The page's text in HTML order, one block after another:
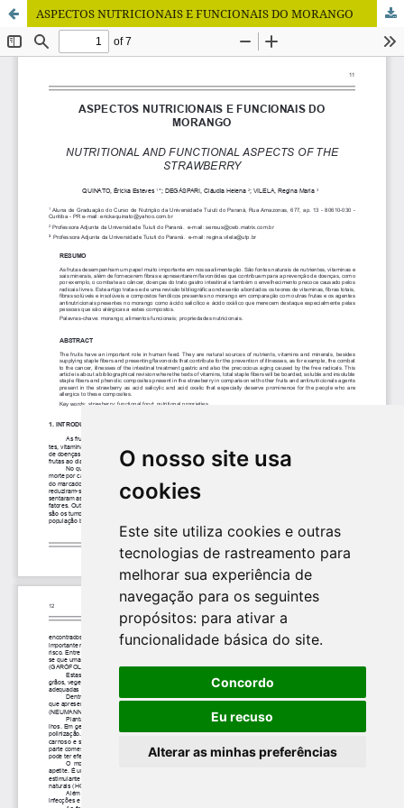
O nosso site usa
cookies
Este site utiliza cookies e outras
tecnologias de rastreamento para
melhorar sua experiência de
navegação para os seguintes
propósitos: para ativar a
funcionalidade básica do site.
Concordo
Eu recuso
Alterar as minhas preferências
ASPECTOS NUTRICIONAIS E FUNCIONAIS DO MORANGO